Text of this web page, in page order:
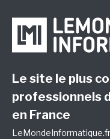
Le site le plus
professionnels
en France